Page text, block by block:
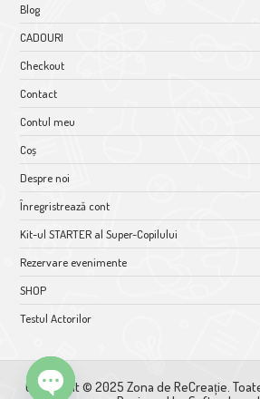
Blog
CADOURI
Checkout
Contact
Contul meu
Coș
Despre noi
Înregristrează cont
Kit-ul STARTER al Super-Copilului
Rezervare evenimente
SHOP
Testul Actorilor
Copyright © 2025 Zona de ReCreație.